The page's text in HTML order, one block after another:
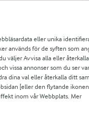
eller unika
används för de syften som
väljer Avvisa alla eller
vissa annonser som du ser
dina val eller återkalla ditt
[eller den flytande
inom vår Webbplats. Mer